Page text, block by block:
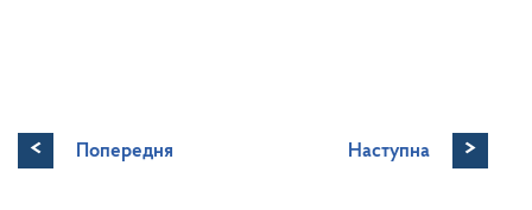
< Попередня Наступна >